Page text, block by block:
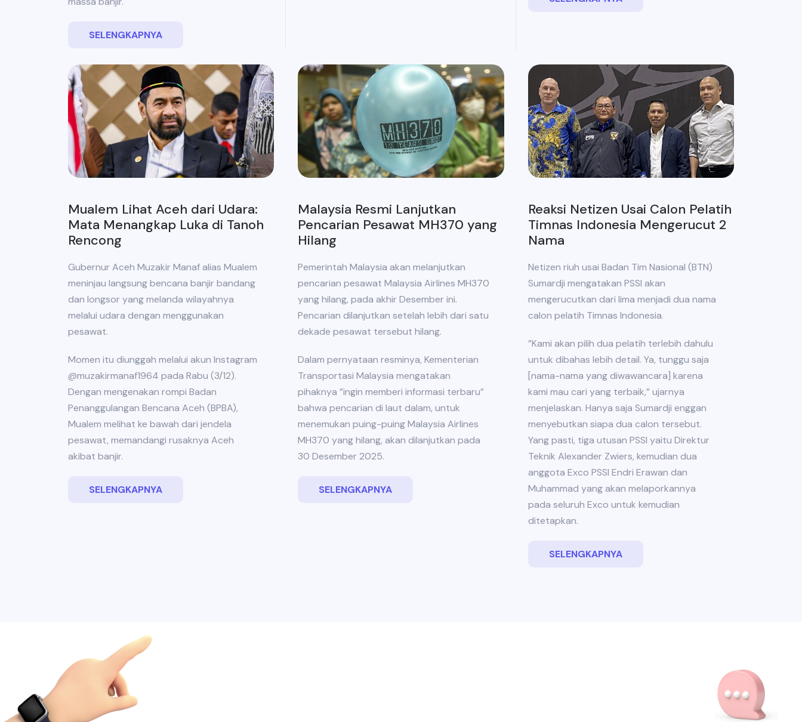
SELENGKAPNYA
Mualem Lihat Aceh dari Udara:
Mata Menangkap Luka di Tanoh
Rencong
Gubernur Aceh Muzakir Manaf alias Mualem
meninjau langsung bencana banjir bandang
dan longsor yang melanda wilayahnya
melalui udara dengan menggunakan
pesawat.
Momen itu diunggah melalui akun Instagram
@muzakirmanaf1964 pada Rabu (3/12).
Dengan mengenakan rompi Badan
Penanggulangan Bencana Aceh (BPBA),
Mualem melihat ke bawah dari jendela
pesawat, memandangi rusaknya Aceh
akibat banjir.
SELENGKAPNYA
Malaysia Resmi Lanjutkan
Pencarian Pesawat MH370 yang
Hilang
Pemerintah Malaysia akan melanjutkan
pencarian pesawat Malaysia Airlines MH370
yang hilang, pada akhir Desember ini.
Pencarian dilanjutkan setelah lebih dari satu
dekade pesawat tersebut hilang.
Dalam pernyataan resminya, Kementerian
Transportasi Malaysia mengatakan
pihaknya ”ingin memberi informasi terbaru”
bahwa pencarian di laut dalam, untuk
menemukan puing-puing Malaysia Airlines
MH370 yang hilang, akan dilanjutkan pada
30 Desember 2025.
SELENGKAPNYA
Reaksi Netizen Usai Calon Pelatih
Timnas Indonesia Mengerucut 2
Nama
Netizen riuh usai Badan Tim Nasional (BTN)
Sumardji mengatakan PSSI akan
mengerucutkan dari lima menjadi dua nama
calon pelatih Timnas Indonesia.
”Kami akan pilih dua pelatih terlebih dahulu
untuk dibahas lebih detail. Ya, tunggu saja
[nama-nama yang diwawancara] karena
kami mau cari yang terbaik,” ujarnya
menjelaskan. Hanya saja Sumardji enggan
menyebutkan siapa dua calon tersebut.
Yang pasti, tiga utusan PSSI yaitu Direktur
Teknik Alexander Zwiers, kemudian dua
anggota Exco PSSI Endri Erawan dan
Muhammad yang akan melaporkannya
pada seluruh Exco untuk kemudian
ditetapkan.
SELENGKAPNYA